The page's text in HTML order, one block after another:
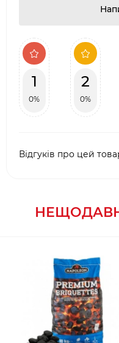
1
0%
2
0%
Відгуків про цей